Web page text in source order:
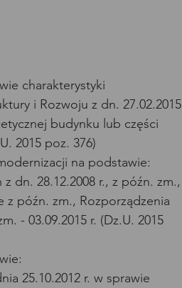
charakterystyki
i Rozwoju z dn. 27.02.2015
budynku lub części
2015 poz. 376)
na podstawie:
dn. 28.12.2008 r., z późn. zm.,
z późn. zm., Rozporządzenia
- 03.09.2015 r. (Dz.U. 2015
25.10.2012 r. w sprawie